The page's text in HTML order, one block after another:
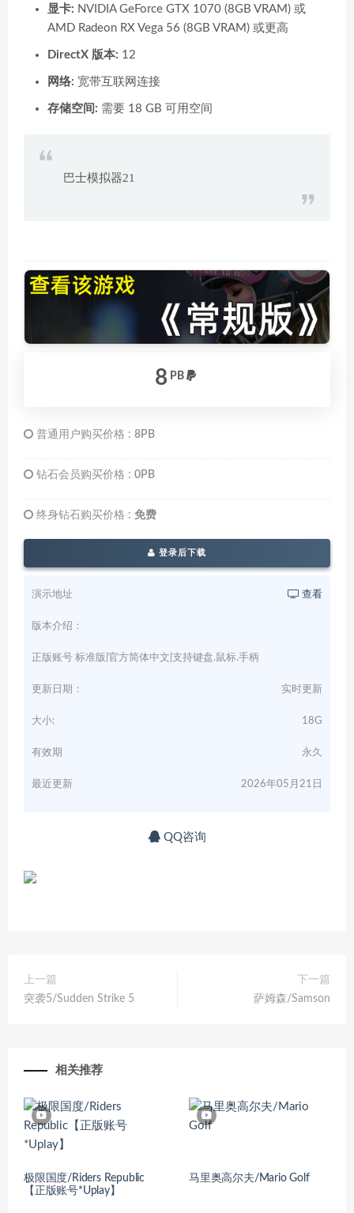
显卡: NVIDIA GeForce GTX 1070 (8GB VRAM) 或
AMD Radeon RX Vega 56 (8GB VRAM) 或更高
DirectX 版本: 12
网络: 宽带互联网连接
存储空间: 需要 18 GB 可用空间
巴士模拟器21
8 PB
普通用户购买价格 : 8PB
钻石会员购买价格 : 0PB
终身钻石购买价格 : 免费
登录后下载
演示地址 查看
版本介绍：
正版账号 标准版|官方简体中文|支持键盘.鼠标.手柄
更新日期： 实时更新
大小: 18G
有效期 永久
最近更新 2026年05月21日
QQ咨询
上一篇
突袭5/Sudden Strike 5
下一篇
萨姆森/Samson
相关推荐
极限国度/Riders Republic
【正版账号*Uplay】
马里奥高尔夫/Mario Golf